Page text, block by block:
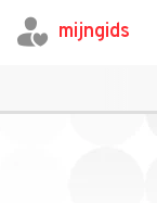
mijngids